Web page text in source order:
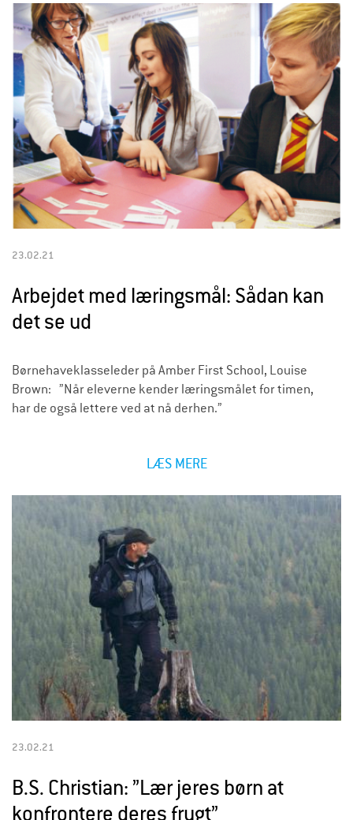
23.02.21
Arbejdet med læringsmål: Sådan kan
det se ud
Børnehaveklasseleder på Amber First School, Louise
Brown: ”Når eleverne kender læringsmålet for timen,
har de også lettere ved at nå derhen.”
LÆS MERE
23.02.21
B.S. Christian: ”Lær jeres børn at
konfrontere deres frygt”